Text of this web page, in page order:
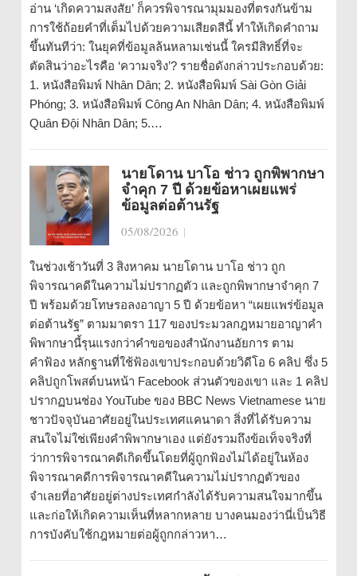
อ่าน ‘เกิดความสงสัย’ ก็ควรพิจารณามุมมองที่ตรงกันข้าม
การใช้ถ้อยคำที่เต็มไปด้วยความเสียดสีนี้ ทำให้เกิดคำถาม
ขึ้นทันทีว่า: ในยุคที่ข้อมูลล้นหลามเช่นนี้ ใครมีสิทธิ์ที่จะ
ตัดสินว่าอะไรคือ ‘ความจริง’? รายชื่อดังกล่าวประกอบด้วย:
1. หนังสือพิมพ์ Nhân Dân; 2. หนังสือพิมพ์ Sài Gòn Giải
Phóng; 3. หนังสือพิมพ์ Công An Nhân Dân; 4. หนังสือพิมพ์
Quân Đội Nhân Dân; 5.…
นายโดาน บาโอ ช่าว ถูกพิพากษา
จำคุก 7 ปี ด้วยข้อหาเผยแพร่
ข้อมูลต่อต้านรัฐ
05/08/2026 |
ในช่วงเช้าวันที่ 3 สิงหาคม นายโดาน บาโอ ช่าว ถูก
พิจารณาคดีในความไม่ปรากฏตัว และถูกพิพากษาจำคุก 7
ปี พร้อมด้วยโทษรอลงอาญา 5 ปี ด้วยข้อหา “เผยแพร่ข้อมูล
ต่อต้านรัฐ” ตามมาตรา 117 ของประมวลกฎหมายอาญาคำ
พิพากษานี้รุนแรงกว่าคำขอของสำนักงานอัยการ ตาม
คำฟ้อง หลักฐานที่ใช้ฟ้องเขาประกอบด้วยวิดีโอ 6 คลิป ซึ่ง 5
คลิปถูกโพสต์บนหน้า Facebook ส่วนตัวของเขา และ 1 คลิป
ปรากฏบนช่อง YouTube ของ BBC News Vietnamese นาย
ชาวปัจจุบันอาศัยอยู่ในประเทศแคนาดา สิ่งที่ได้รับความ
สนใจไม่ใช่เพียงคำพิพากษาเอง แต่ยังรวมถึงข้อเท็จจริงที่
ว่าการพิจารณาคดีเกิดขึ้นโดยที่ผู้ถูกฟ้องไม่ได้อยู่ในห้อง
พิจารณาคดีการพิจารณาคดีในความไม่ปรากฏตัวของ
จำเลยที่อาศัยอยู่ต่างประเทศกำลังได้รับความสนใจมากขึ้น
และก่อให้เกิดความเห็นที่หลากหลาย บางคนมองว่านี่เป็นวิธี
การบังคับใช้กฎหมายต่อผู้ถูกกล่าวหา…